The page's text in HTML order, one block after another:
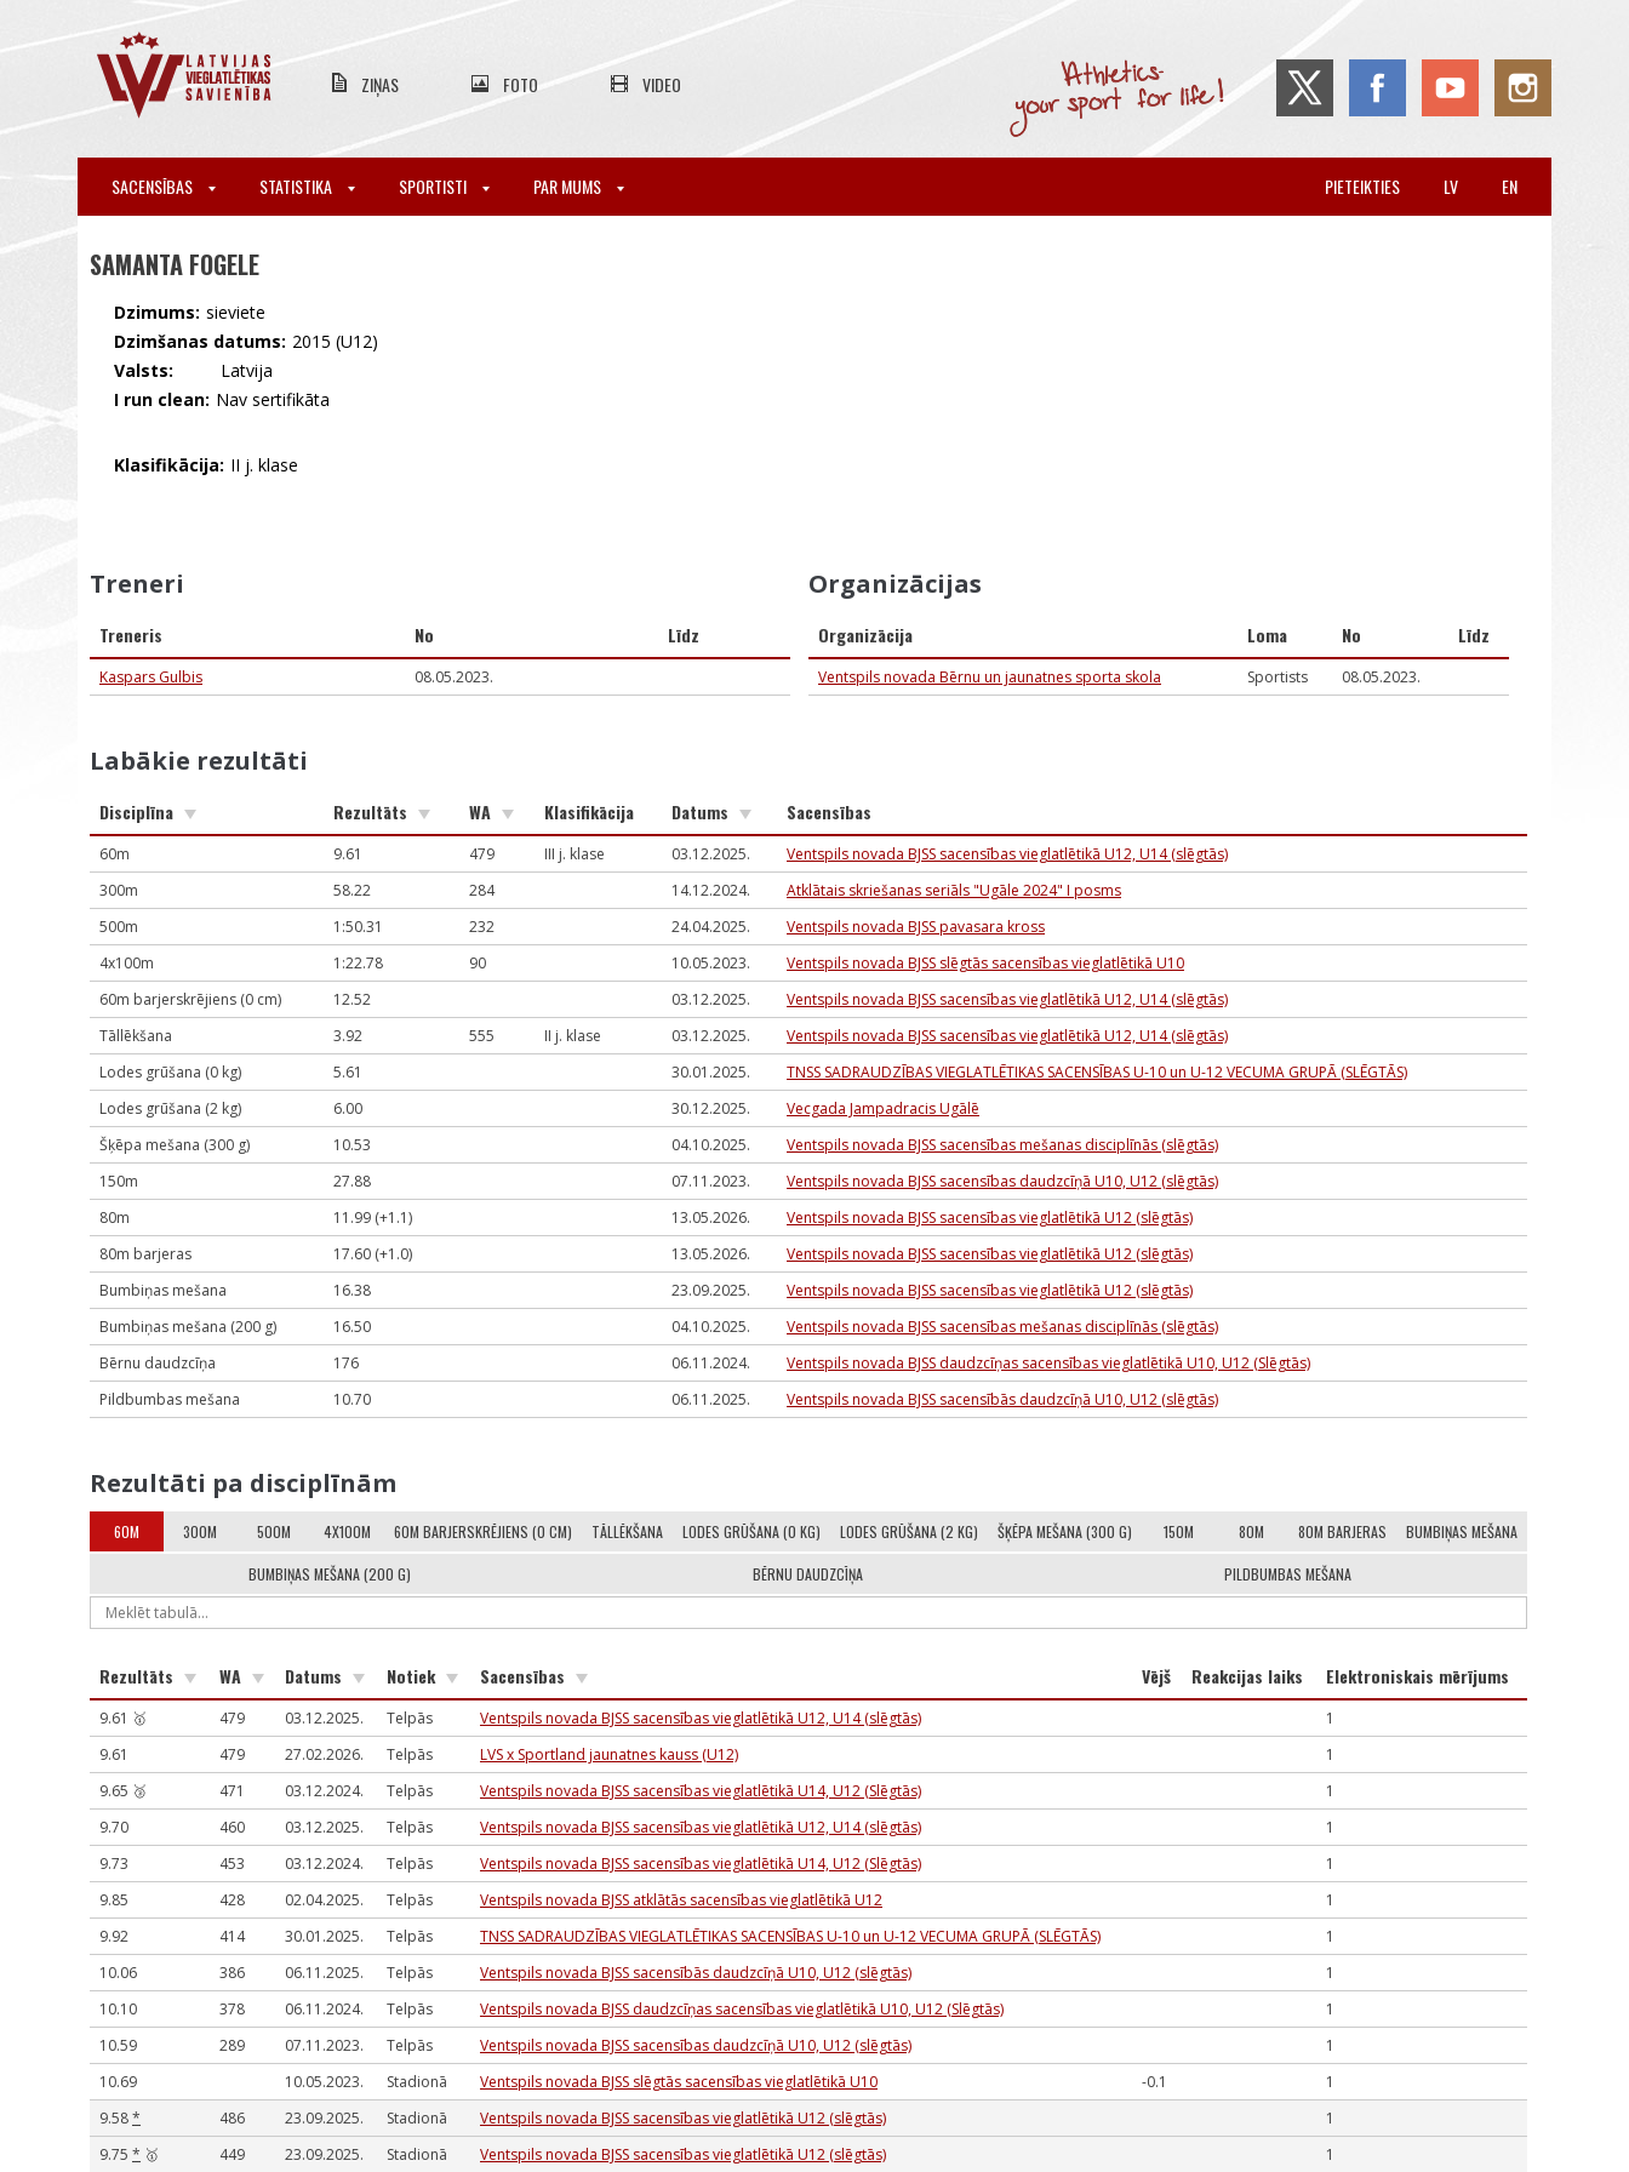
ZIŅAS FOTO VIDEO
SACENSĪBAS STATISTIKA SPORTISTI PAR MUMS EN
LV
PIETEIKTIES
SAMANTA FOGELE
Dzimums: sieviete
Dzimšanas datums: 2015 (U12)
Valsts:
🇱🇻 Latvija
I run clean: Nav sertifikāta
Klasifikācija: II j. klase
Treneri
Treneris No Līdz
Kaspars Gulbis 08.05.2023.
Organizācijas
Organizācija Loma No Līdz
Ventspils novada Bērnu un jaunatnes sporta skola Sportists 08.05.2023.
Labākie rezultāti
Disciplīna Rezultāts WA Klasifikācija Datums Sacensības
60m 9.61 479 III j. klase 03.12.2025.
Ventspils novada BJSS sacensības vieglatlētikā U12, U14 (slēgtās)
300m
58.22 284 14.12.2024.
Atklātais skriešanas seriāls "Ugāle 2024" I posms
500m
1:50.31 232 24.04.2025.
Ventspils novada BJSS pavasara kross
4x100m
1:22.78 90 10.05.2023.
Ventspils novada BJSS slēgtās sacensības vieglatlētikā U10
60m barjerskrējiens (0 cm)
12.52 03.12.2025.
Ventspils novada BJSS sacensības vieglatlētikā U12, U14 (slēgtās)
Tāllēkšana
3.92 555 II j. klase 03.12.2025.
Ventspils novada BJSS sacensības vieglatlētikā U12, U14 (slēgtās)
Lodes grūšana (0 kg)
5.61 30.01.2025.
TNSS SADRAUDZĪBAS VIEGLATLĒTIKAS SACENSĪBAS U-10 un U-12 VECUMA GRUPĀ (SLĒGTĀS)
Lodes grūšana (2 kg)
6.00 30.12.2025.
Vecgada Jampadracis Ugālē
Šķēpa mešana (300 g)
10.53 04.10.2025.
Ventspils novada BJSS sacensības mešanas disciplīnās (slēgtās)
150m
27.88 07.11.2023.
Ventspils novada BJSS sacensības daudzcīņā U10, U12 (slēgtās)
80m
11.99 (+1.1) 13.05.2026.
Ventspils novada BJSS sacensības vieglatlētikā U12 (slēgtās)
80m barjeras
17.60 (+1.0) 13.05.2026.
Ventspils novada BJSS sacensības vieglatlētikā U12 (slēgtās)
Bumbiņas mešana
16.38 23.09.2025.
Ventspils novada BJSS sacensības vieglatlētikā U12 (slēgtās)
Bumbiņas mešana (200 g)
16.50 04.10.2025.
Ventspils novada BJSS sacensības mešanas disciplīnās (slēgtās)
Bērnu daudzcīņa
176 06.11.2024.
Ventspils novada BJSS daudzcīņas sacensības vieglatlētikā U10, U12 (Slēgtās)
Pildbumbas mešana
10.70 06.11.2025. Ventspils novada BJSS sacensībās daudzcīņā U10, U12 (slēgtās)
Rezultāti pa disciplīnām
60M 300M 500M 4X100M 60M BARJERSKRĒJIENS (0 CM) TĀLLĒKŠANA LODES GRŪŠANA (0 KG) LODES GRŪŠANA (2 KG) ŠĶĒPA MEŠANA (300 G) 150M 80M 80M BARJERAS BUMBIŅAS MEŠANA
BUMBIŅAS MEŠANA (200 G) BĒRNU DAUDZCĪŅA PILDBUMBAS MEŠANA
Rezultāts WA Datums Notiek Sacensības Vējš Reakcijas laiks Elektroniskais mērījums
9.61 🥇 479 03.12.2025. Telpās Ventspils novada BJSS sacensības vieglatlētikā U12, U14 (slēgtās)
1
9.61
479 27.02.2026. Telpās LVS x Sportland jaunatnes kauss (U12)
1
9.65 🥉
471 03.12.2024. Telpās Ventspils novada BJSS sacensības vieglatlētikā U14, U12 (Slēgtās)
1
9.70
460 03.12.2025. Telpās Ventspils novada BJSS sacensības vieglatlētikā U12, U14 (slēgtās)
1
9.73
453 03.12.2024. Telpās Ventspils novada BJSS sacensības vieglatlētikā U14, U12 (Slēgtās)
1
9.85
428 02.04.2025. Telpās Ventspils novada BJSS atklātās sacensības vieglatlētikā U12
1
9.92
414 30.01.2025. Telpās TNSS SADRAUDZĪBAS VIEGLATLĒTIKAS SACENSĪBAS U-10 un U-12 VECUMA GRUPĀ (SLĒGTĀS)
1
10.06
386 06.11.2025. Telpās Ventspils novada BJSS sacensībās daudzcīņā U10, U12 (slēgtās)
1
10.10
378 06.11.2024. Telpās Ventspils novada BJSS daudzcīņas sacensības vieglatlētikā U10, U12 (Slēgtās)
1
10.59
289 07.11.2023. Telpās Ventspils novada BJSS sacensības daudzcīņā U10, U12 (slēgtās)
1
10.69
10.05.2023. Stadionā Ventspils novada BJSS slēgtās sacensības vieglatlētikā U10 -0.1
1
9.58* 486 23.09.2025. Stadionā Ventspils novada BJSS sacensības vieglatlētikā U12 (slēgtās)
1
9.75 * 🥇 449 23.09.2025. Stadionā Ventspils novada BJSS sacensības vieglatlētikā U12 (slēgtās) 1